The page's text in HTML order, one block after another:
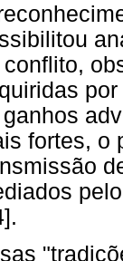
conflito,
fortes, o